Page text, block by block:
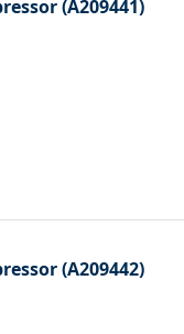
(A209441)
(A209442)